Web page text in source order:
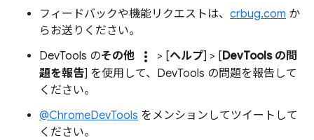
フィードバックや機能リクエストは、 crbug.com か
らお送りください。
DevTools のその他 more_vert > [ヘルプ] > [DevTools の問
題を報告] を使用して、DevTools の問題を報告して
ください。
@ChromeDevTools をメンションしてツイートして
ください。